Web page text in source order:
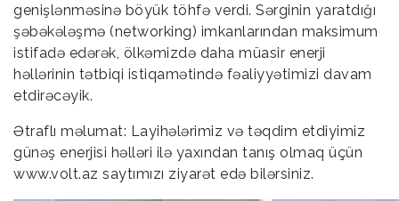
genişlənməsinə böyük töhfə verdi. Sərginin yaratdığı
şəbəkələşmə (networking) imkanlarından maksimum
istifadə edərək, ölkəmizdə daha müasir enerji
həllərinin tətbiqi istiqamətində fəaliyyətimizi davam
etdirəcəyik.
Ətraflı məlumat: Layihələrimiz və təqdim etdiyimiz
günəş enerjisi həlləri ilə yaxından tanış olmaq üçün
www.volt.az saytımızı ziyarət edə bilərsiniz.